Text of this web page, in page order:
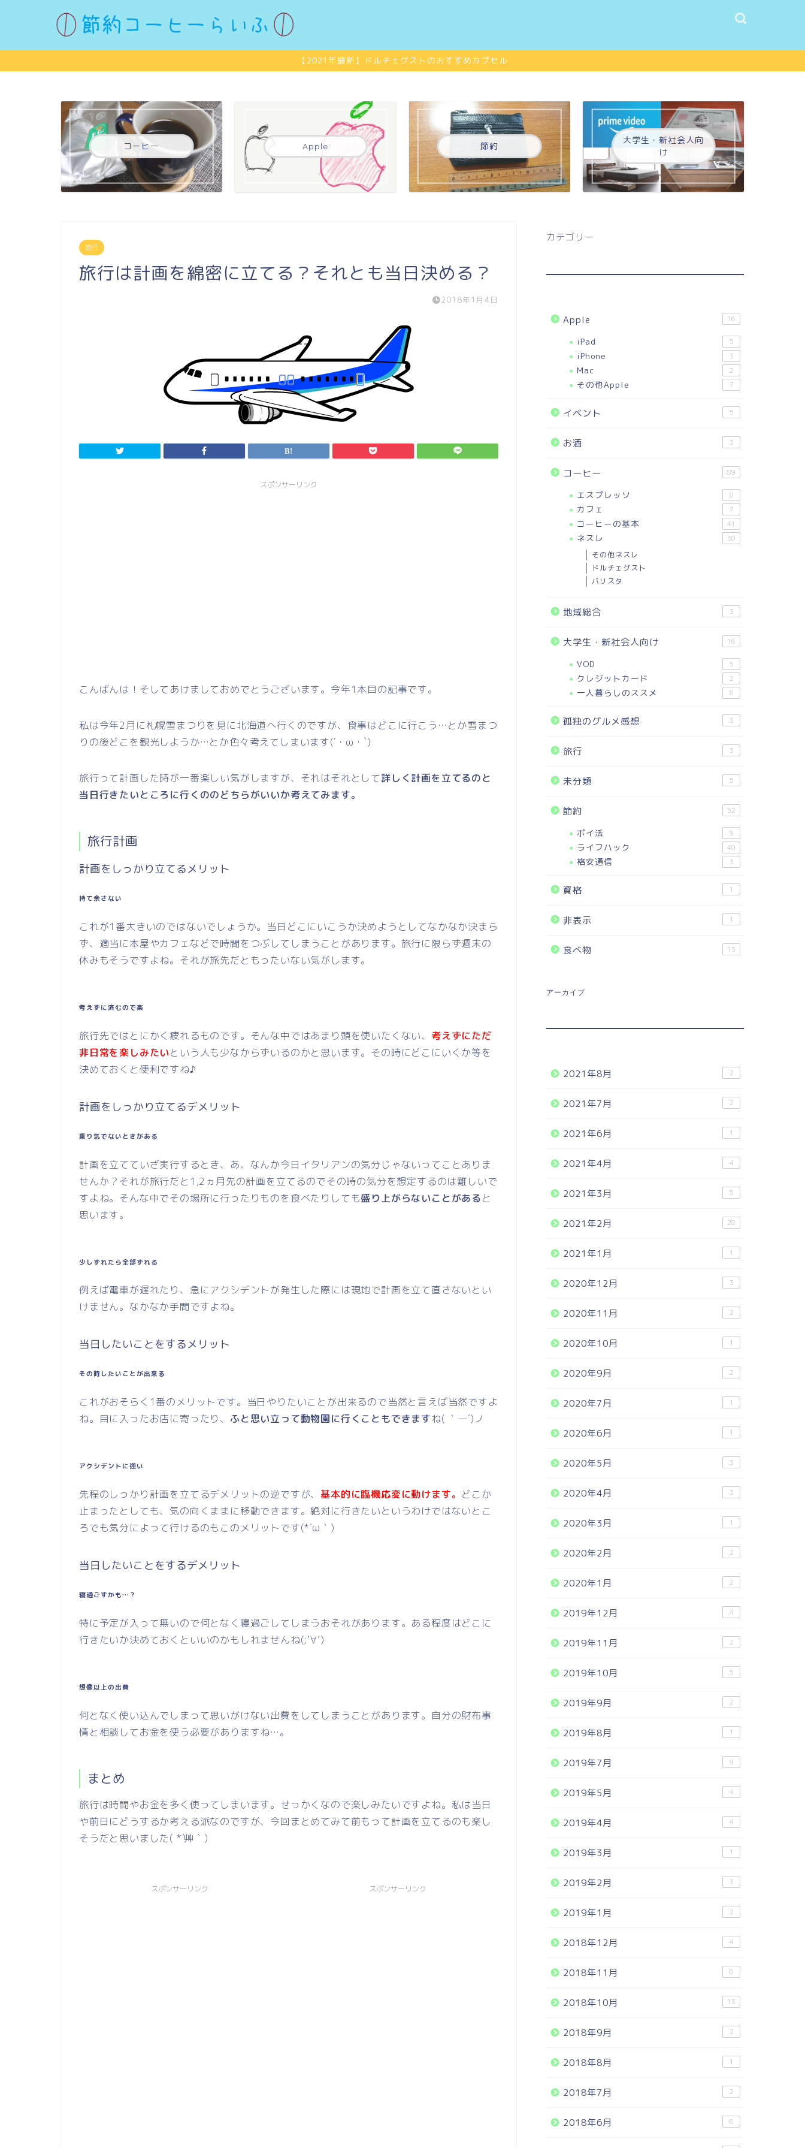
【2021年最新】ドルチェグストのおすすめカプセル
コーヒー Apple 節約
大学生・新社会人向
け
旅行
旅行は計画を綿密に立てる？それとも当日決める？
2018年1月4日
スポンサーリンク
こんばんは！そしてあけましておめでとうございます。今年1本目の記事です。
私は今年2月に札幌雪まつりを見に北海道へ行くのですが、食事はどこに行こう…とか雪まつ
りの後どこを観光しようか…とか色々考えてしまいます(´・ω・`)
旅行って計画した時が一番楽しい気がしますが、それはそれとして詳しく計画を立てるのと
当日行きたいところに行くののどちらがいいか考えてみます。
旅行計画
計画をしっかり立てるメリット
持て余さない
これが1番大きいのではないでしょうか。当日どこにいこうか決めようとしてなかなか決まら
ず、適当に本屋やカフェなどで時間をつぶしてしまうことがあります。旅行に限らず週末の
休みもそうですよね。それが旅先だともったいない気がします。
考えずに済むので楽
旅行先ではとにかく疲れるものです。そんな中ではあまり頭を使いたくない、 考えずにただ
非日常を楽しみたいという人も少なからずいるのかと思います。その時にどこにいくか等を
決めておくと便利ですね♪
計画をしっかり立てるデメリット
乗り気でないときがある
計画を立てていざ実行するとき、あ、なんか今日イタリアンの気分じゃないってことありま
せんか？それが旅行だと1,2ヵ月先の計画を立てるのでその時の気分を想定するのは難しいで
すよね。そんな中でその場所に行ったりものを食べたりしても盛り上がらないことがあると
思います。
少しずれたら全部ずれる
例えば電車が遅れたり、急にアクシデントが発生した際には現地で計画を立て直さないとい
けません。なかなか手間ですよね。
当日したいことをするメリット
その時したいことが出来る
これがおそらく1番のメリットです。当日やりたいことが出来るので当然と言えば当然ですよ
ね。目に入ったお店に寄ったり、 ふと思い立って動物園に行くこともできますね( ｀ー´)ノ
アクシデントに強い
先程のしっかり計画を立てるデメリットの逆ですが、基本的に臨機応変に動けます。 どこか
止まったとしても、気の向くままに移動できます。絶対に行きたいというわけではないとこ
ろでも気分によって行けるのもこのメリットです(*´ω｀)
当日したいことをするデメリット
寝過ごすかも…？
特に予定が入って無いので何となく寝過ごしてしまうおそれがあります。ある程度はどこに
行きたいか決めておくといいのかもしれませんね(;’∀’)
想像以上の出費
何となく使い込んでしまって思いがけない出費をしてしまうことがあります。自分の財布事
情と相談してお金を使う必要がありますね…。
まとめ
旅行は時間やお金を多く使ってしまいます。せっかくなので楽しみたいですよね。私は当日
や前日にどうするか考える派なのですが、今回まとめてみて前もって計画を立てるのも楽し
そうだと思いました( *´艸｀)
スポンサーリンク スポンサーリンク
カテゴリー
Apple 16
iPad 5
iPhone 3
Mac 2
その他Apple 7
イベント 5
お酒 3
コーヒー 89
エスプレッソ 8
カフェ 7
コーヒーの基本 41
ネスレ 30
その他ネスレ
ドルチェグスト
バリスタ
地域総合 3
大学生・新社会人向け 16
VOD 5
クレジットカード 2
一人暮らしのススメ 8
孤独のグルメ感想 3
旅行 3
未分類 5
節約 52
ポイ活 9
ライフハック 40
格安通信 3
資格 1
非表示 1
食べ物 13
アーカイブ
2021年8月 2
2021年7月 2
2021年6月 1
2021年4月 4
2021年3月 5
2021年2月 28
2021年1月 1
2020年12月 3
2020年11月 2
2020年10月 1
2020年9月 2
2020年7月 1
2020年6月 1
2020年5月 3
2020年4月 3
2020年3月 1
2020年2月 2
2020年1月 2
2019年12月 4
2019年11月 2
2019年10月 5
2019年9月 2
2019年8月 1
2019年7月 9
2019年5月 4
2019年4月 4
2019年3月 1
2019年2月 3
2019年1月 2
2018年12月 4
2018年11月 6
2018年10月 13
2018年9月 2
2018年8月 1
2018年7月 2
2018年6月 6